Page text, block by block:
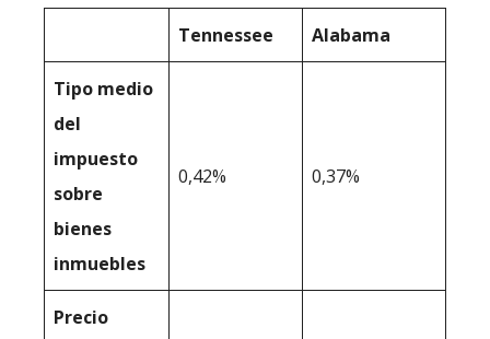
Tennessee Alabama
Tipo medio
del
impuesto
sobre
bienes
inmuebles
0,42% 0,37%
Precio